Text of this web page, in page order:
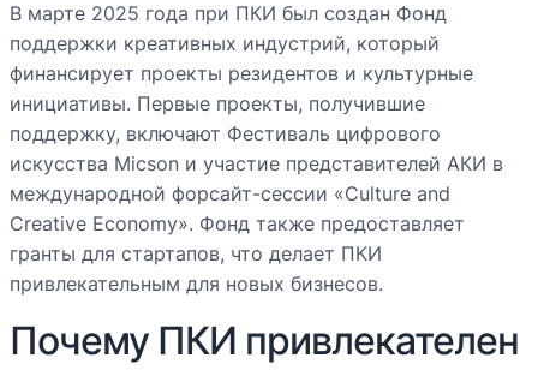
В марте 2025 года при ПКИ был создан Фонд
поддержки креативных индустрий, который
финансирует проекты резидентов и культурные
инициативы. Первые проекты, получившие
поддержку, включают Фестиваль цифрового
искусства Micson и участие представителей АКИ в
международной форсайт-сессии «Culture and
Creative Economy». Фонд также предоставляет
гранты для стартапов, что делает ПКИ
привлекательным для новых бизнесов.
Почему ПКИ привлекателен